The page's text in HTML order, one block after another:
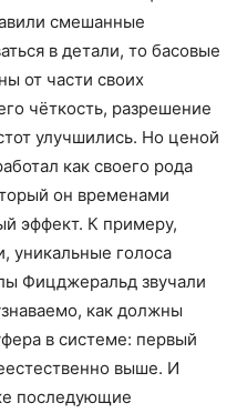
смешанные
в детали, то басовые
от части своих
чёткость, разрешение
улучшились. Но ценой
как своего рода
он временами
эффект. К примеру,
голоса
Фицджеральд звучали
как должны
в системе: первый
выше. И
последующие